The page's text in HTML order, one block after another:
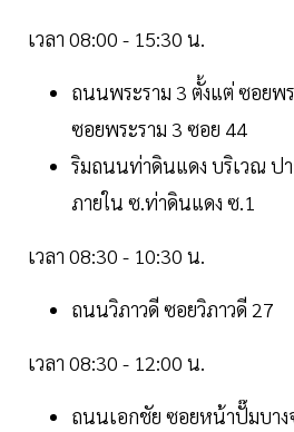
เวลา 08:00 - 15:30 น.
ถนนพระราม 3 ตั้งแต่ ซอยพ
ซอยพระราม 3 ซอย 44
ริมถนนท่าดินแดง บริเวณ ป
ภายใน ซ.ท่าดินแดง ซ.1
เวลา 08:30 - 10:30 น.
ถนนวิภาวดี ซอยวิภาวดี 27
เวลา 08:30 - 12:00 น.
ถนนเอกชัย ซอยหน้าปั๊มบาง